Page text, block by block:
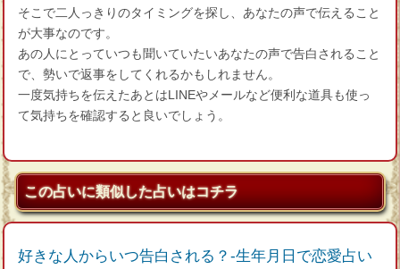
そこで二人っきりのタイミングを探し、あなたの声で伝えること
が大事なのです。
あの人にとっていつも聞いていたいあなたの声で告白されること
で、勢いで返事をしてくれるかもしれません。
一度気持ちを伝えたあとはLINEやメールなど便利な道具も使っ
て気持ちを確認すると良いでしょう。
この占いに類似した占いはコチラ
好きな人からいつ告白される？‐生年月日で恋愛占い